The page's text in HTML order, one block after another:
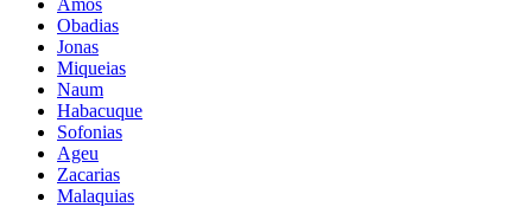
Obadias
Jonas
Miqueias
Naum
Habacuque
Sofonias
Ageu
Zacarias
Malaquias